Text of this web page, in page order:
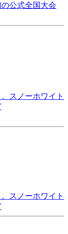
公式全国大会
スノーホワイト
スノーホワイト